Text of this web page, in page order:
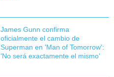
James Gunn confirma
oficialmente el cambio de
Superman en 'Man of Tomorrow':
'No será exactamente el mismo'